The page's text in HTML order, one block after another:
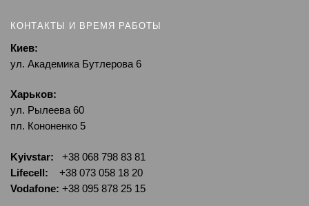
КОНТАКТЫ И ВРЕМЯ РАБОТЫ
Киев:
ул. Академика Бутлерова 6
Харьков:
ул. Рылеева 60
пл. Кононенко 5
Kyivstar: +38 068 798 83 81
Lifecell:
+38 073 058 18 20
Vodafone: +38 095 878 25 15